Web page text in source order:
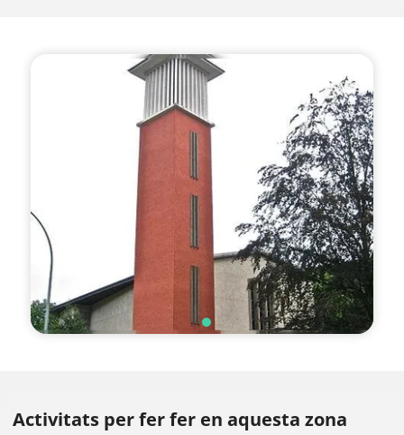
Activitats per ferfer en aquesta zona